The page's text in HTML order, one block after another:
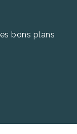
bons plans